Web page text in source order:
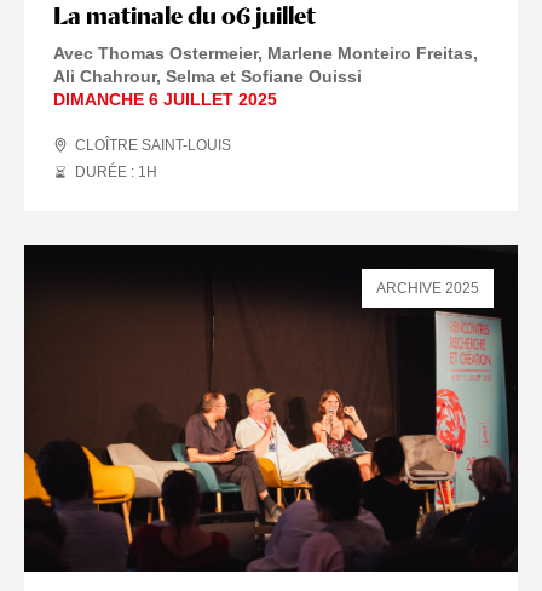
La matinale du 06 juillet
Avec Thomas Ostermeier, Marlene Monteiro Freitas,
Ali Chahrour, Selma et Sofiane Ouissi
DIMANCHE 6 JUILLET 2025
CLOÎTRE SAINT-LOUIS
DURÉE : 1 H
ARCHIVE 2025